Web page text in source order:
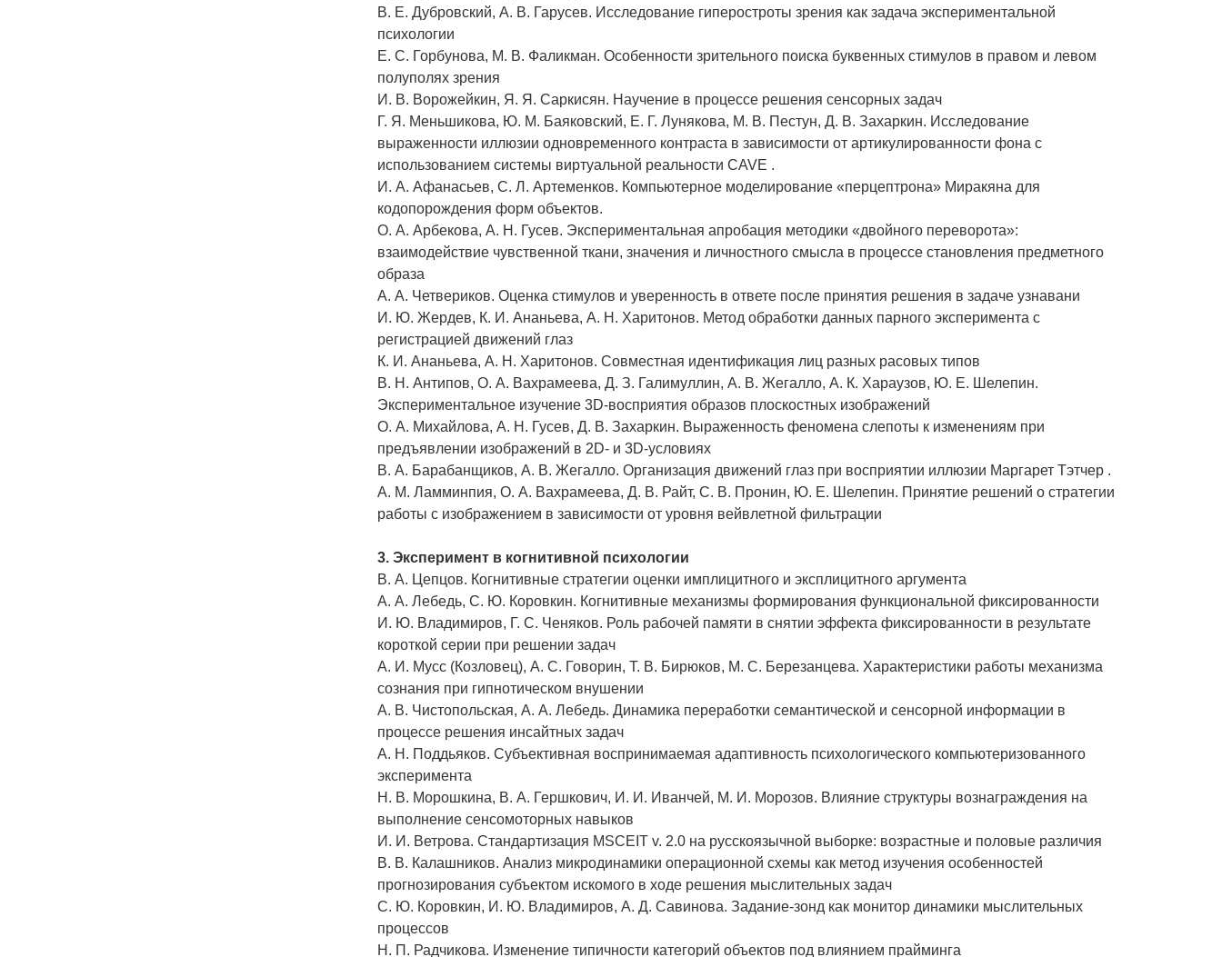
В. Е. Дубровский, А. В. Гарусев. Исследование гиперостроты зрения как задача экспериментальной
психологии
Е. С. Горбунова, М. В. Фаликман. Особенности зрительного поиска буквенных стимулов в правом и левом
полуполях зрения
И. В. Ворожейкин, Я. Я. Саркисян. Научение в процессе решения сенсорных задач
Г. Я. Меньшикова, Ю. М. Баяковский, Е. Г. Лунякова, М. В. Пестун, Д. В. Захаркин. Исследование
выраженности иллюзии одновременного контраста в зависимости от артикулированности фона с
использованием системы виртуальной реальности CAVE .
И. А. Афанасьев, С. Л. Артеменков. Компьютерное моделирование «перцептрона» Миракяна для
кодопорождения форм объектов.
О. А. Арбекова, А. Н. Гусев. Экспериментальная апробация методики «двойного переворота»:
взаимодействие чувственной ткани, значения и личностного смысла в процессе становления предметного
образа
А. А. Четвериков. Оценка стимулов и уверенность в ответе после принятия решения в задаче узнавани
И. Ю. Жердев, К. И. Ананьева, А. Н. Харитонов. Метод обработки данных парного эксперимента с
регистрацией движений глаз
К. И. Ананьева, А. Н. Харитонов. Совместная идентификация лиц разных расовых типов
В. Н. Антипов, О. А. Вахрамеева, Д. З. Галимуллин, А. В. Жегалло, А. К. Хараузов, Ю. Е. Шелепин.
Экспериментальное изучение 3D-восприятия образов плоскостных изображений
О. А. Михайлова, А. Н. Гусев, Д. В. Захаркин. Выраженность феномена слепоты к изменениям при
предъявлении изображений в 2D- и 3D-условиях
В. А. Барабанщиков, А. В. Жегалло. Организация движений глаз при восприятии иллюзии Маргарет Тэтчер .
А. М. Ламминпия, О. А. Вахрамеева, Д. В. Райт, С. В. Пронин, Ю. Е. Шелепин. Принятие решений о стратегии
работы с изображением в зависимости от уровня вейвлетной фильтрации
3. Эксперимент в когнитивной психологии
В. А. Цепцов. Когнитивные стратегии оценки имплицитного и эксплицитного аргумента
А. А. Лебедь, С. Ю. Коровкин. Когнитивные механизмы формирования функциональной фиксированности
И. Ю. Владимиров, Г. С. Ченяков. Роль рабочей памяти в снятии эффекта фиксированности в результате
короткой серии при решении задач
А. И. Мусс (Козловец), А. С. Говорин, Т. В. Бирюков, М. С. Березанцева. Характеристики работы механизма
сознания при гипнотическом внушении
А. В. Чистопольская, А. А. Лебедь. Динамика переработки семантической и сенсорной информации в
процессе решения инсайтных задач
А. Н. Поддьяков. Субъективная воспринимаемая адаптивность психологического компьютеризованного
эксперимента
Н. В. Морошкина, В. А. Гершкович, И. И. Иванчей, М. И. Морозов. Влияние структуры вознаграждения на
выполнение сенсомоторных навыков
И. И. Ветрова. Стандартизация MSCEIT v. 2.0 на русскоязычной выборке: возрастные и половые различия
В. В. Калашников. Анализ микродинамики операционной схемы как метод изучения особенностей
прогнозирования субъектом искомого в ходе решения мыслительных задач
С. Ю. Коровкин, И. Ю. Владимиров, А. Д. Савинова. Задание-зонд как монитор динамики мыслительных
процессов
Н. П. Радчикова. Изменение типичности категорий объектов под влиянием прайминга